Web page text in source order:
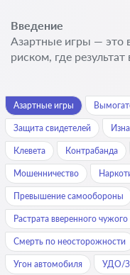
Введение
Азартные игры — это
риском, где
Азартные игры
Защита свидетелей
Клевета Контрабанда
Мошенничество
Превышение самообороны
Растрата вверенного
Смерть по неосторожности
Угон автомобиля УДО/